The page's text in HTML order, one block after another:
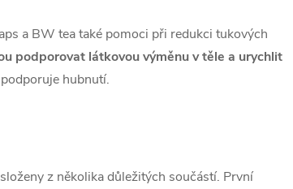
a BW tea také pomoci při redukci tukových
podporovat látkovou výměnu v těle a urychlit
hubnutí.
z několika důležitých součástí. První